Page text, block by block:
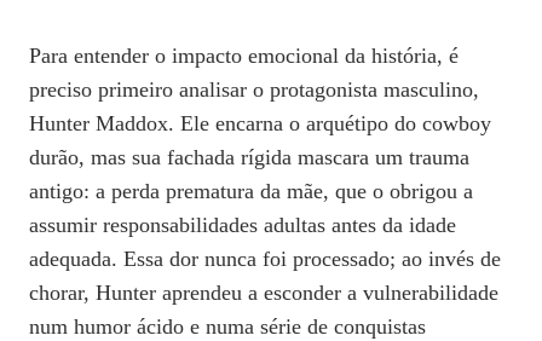
Para entender o impacto emocional da história, é
preciso primeiro analisar o protagonista masculino,
Hunter Maddox. Ele encarna o arquétipo do cowboy
durão, mas sua fachada rígida mascara um trauma
antigo: a perda prematura da mãe, que o obrigou a
assumir responsabilidades adultas antes da idade
adequada. Essa dor nunca foi processado; ao invés de
chorar, Hunter aprendeu a esconder a vulnerabilidade
num humor ácido e numa série de conquistas